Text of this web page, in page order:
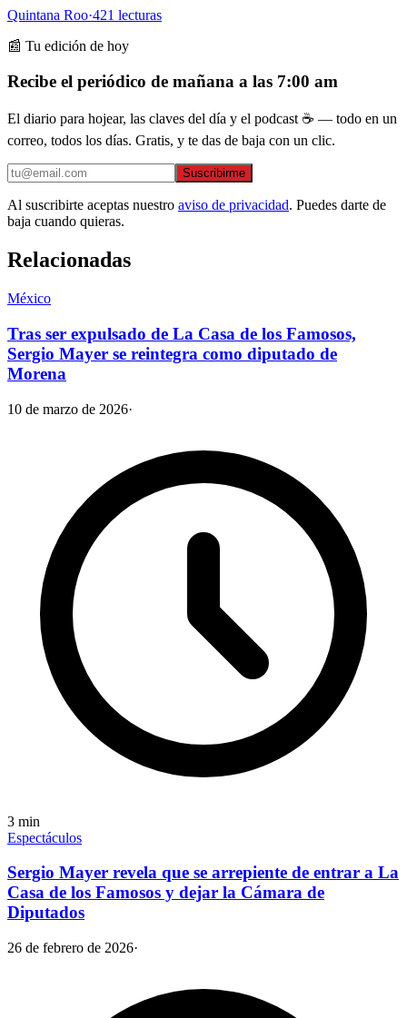
Quintana Roo·421 lecturas
📰 Tu edición de hoy
Recibe el periódico de mañana a las 7:00 am
El diario para hojear, las claves del día y el podcast ☕ — todo en un
correo, todos los días. Gratis, y te das de baja con un clic.
Suscribirme
Al suscribirte aceptas nuestro aviso de privacidad. Puedes darte de
baja cuando quieras.
Relacionadas
México
Tras ser expulsado de La Casa de los Famosos,
Sergio Mayer se reintegra como diputado de
Morena
10 de marzo de 2026·
3 min
Espectáculos
Sergio Mayer revela que se arrepiente de entrar a La
Casa de los Famosos y dejar la Cámara de
Diputados
26 de febrero de 2026·